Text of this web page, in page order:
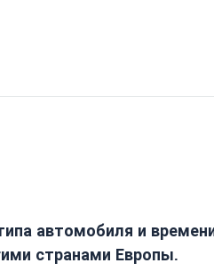
автомобиля и
странами Европы.